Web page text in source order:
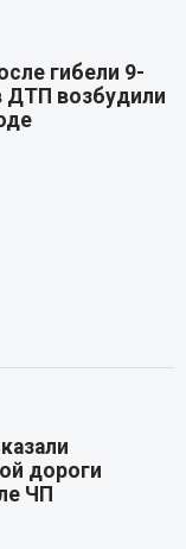
гибели 9-
ДТП возбудили
дороги
ЧП